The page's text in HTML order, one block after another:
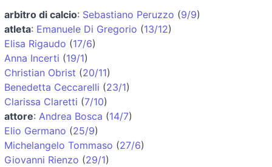
arbitro di calcio: Sebastiano Peruzzo (9/9)
atleta: Emanuele Di Gregorio (13/12)
Elisa Rigaudo (17/6)
Anna Incerti (19/1)
Christian Obrist (20/11)
Benedetta Ceccarelli (23/1)
Clarissa Claretti (7/10)
attore: Andrea Bosca (14/7)
Elio Germano (25/9)
Michelangelo Tommaso (27/6)
Giovanni Rienzo (29/1)